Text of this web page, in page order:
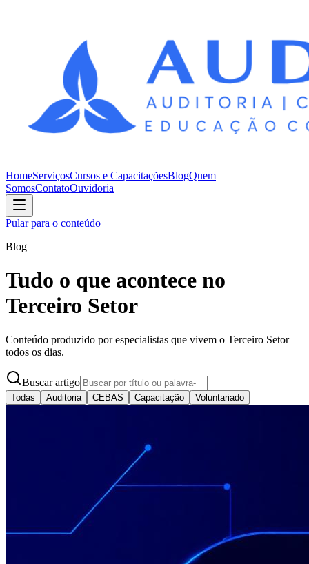
HomeServiçosCursos e CapacitaçõesBlogQuem
SomosContatoOuvidoria
Pular para o conteúdo
Blog
Tudo o que acontece no
Terceiro Setor
Conteúdo produzido por especialistas que vivem o Terceiro Setor
todos os dias.
Buscar artigo
Todas Auditoria CEBAS Capacitação Voluntariado